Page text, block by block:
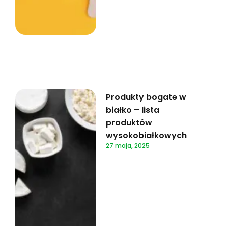
Produkty bogate w
białko – lista
produktów
wysokobiałkowych
27 maja, 2025